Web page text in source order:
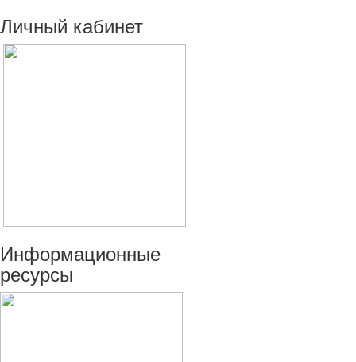
Личный кабинет
Информационные
ресурсы